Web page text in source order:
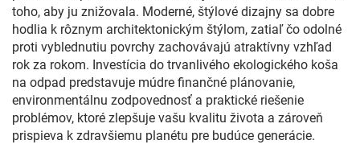
toho, aby ju znižovala. Moderné, štýlové dizajny sa dobre
hodlia k rôznym architektonickým štýlom, zatiaľ čo odolné
proti vyblednutiu povrchy zachovávajú atraktívny vzhľad
rok za rokom. Investícia do trvanlivého ekologického koša
na odpad predstavuje múdre finančné plánovanie,
environmentálnu zodpovednosť a praktické riešenie
problémov, ktoré zlepšuje vašu kvalitu života a zároveň
prispieva k zdravšiemu planétu pre budúce generácie.